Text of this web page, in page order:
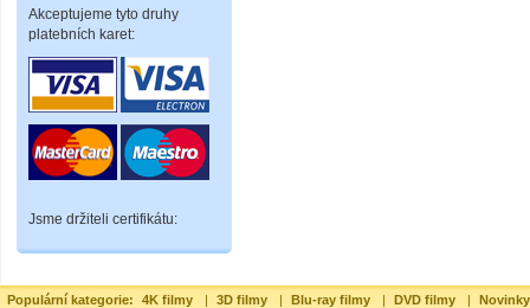
Akceptujeme tyto druhy
platebních karet:
Jsme držiteli certifikátu:
Populární kategorie: 4K filmy | 3D filmy | Blu-ray filmy | DVD filmy |